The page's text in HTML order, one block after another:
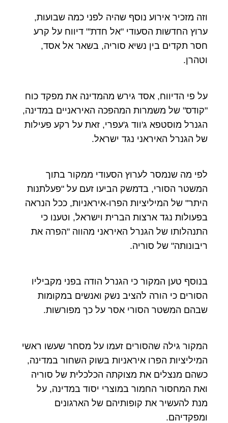
וזה מזכיר אירוע נוסף שהיה לפני כמה שבועות,
ערוץ החדשות הסעודי "אל חדת'" דיווח על קרע
חסר תקדים בין נשיא סוריה, בשאר אל אסד,
וטהרן.
על פי הדיווח, אסד גירש מהמדינה את מפקד כוח
"קודס" של משמרות המהפכה האיראניים במדינה,
הגנרל מוסטפא ג'ווד ג'עפרי, זאת על רקע פעילות
של הגנרל האיראני נגד ישראל.
לפי מה שנמסר לערוץ הסעודי ממקור בתוך
המשטר הסורי, בדמשק הביעו זעם על "פעלתנות
היתר" של המיליציות הפרו-איראניות, ככל הנראה
בפעולות נגד ארצות הברית וישראל, וטענו כי
התנהלותו של הגנרל האיראני מהווה "הפרה את
ריבונותה" של סוריה.
בנוסף טען המקור כי הגנרל הודה בפני מקביליו
הסורים כי הורה להציב נשק ואנשים במקומות
שבהם המשטר הסורי אסר על כך מפורשות.
המקור גילה שהסורים זעמו על מסחר שעשו ראשי
המיליציות הפרו איראניות בשוק השחור במדינה,
כשהם מנצלים את מצוקתה הכלכלית של סוריה
ואת המחסור החמור במוצרי יסוד במדינה, על
מנת להעשיר את קופותיהם של הארגונים
ומפקדיהם.